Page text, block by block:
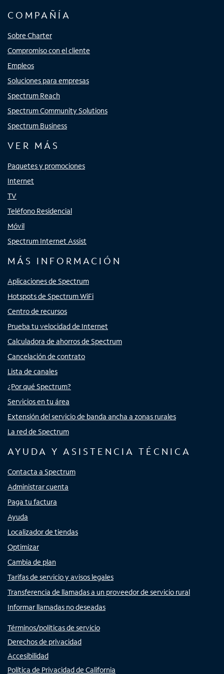
COMPAÑÍA
Sobre Charter
Compromiso con el cliente
Empleos
Soluciones para empresas
Spectrum Reach
Spectrum Community Solutions
Spectrum Business
VER MÁS
Paquetes y promociones
Internet
TV
Teléfono Residencial
Móvil
Spectrum Internet Assist
MÁS INFORMACIÓN
Aplicaciones de Spectrum
Hotspots de Spectrum WiFi
Centro de recursos
Prueba tu velocidad de Internet
Calculadora de ahorros de Spectrum
Cancelación de contrato
Lista de canales
¿Por qué Spectrum?
Servicios en tu área
Extensión del servicio de banda ancha a zonas rurales
La red de Spectrum
AYUDA Y ASISTENCIA TÉCNICA
Contacta a Spectrum
Administrar cuenta
Paga tu factura
Ayuda
Localizador de tiendas
Optimizar
Cambia de plan
Tarifas de servicio y avisos legales
Transferencia de llamadas a un proveedor de servicio rural
Informar llamadas no deseadas
Términos/políticas de servicio
Derechos de privacidad
Accesibilidad
Política de Privacidad de California